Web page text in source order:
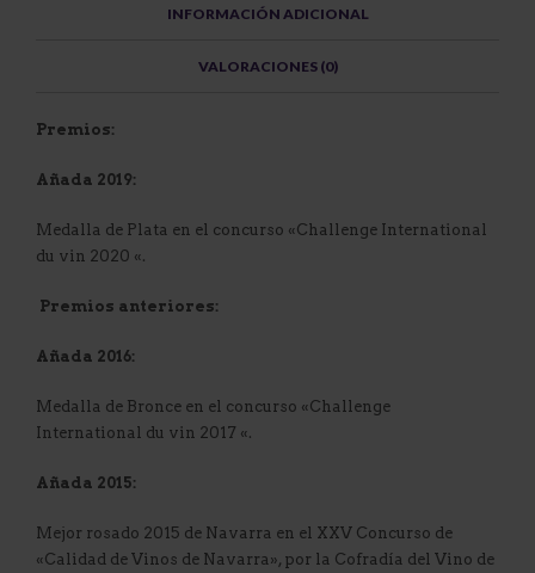
INFORMACIÓN ADICIONAL
VALORACIONES (0)
Premios:
Añada 2019:
Medalla de Plata en el concurso «Challenge International
du vin 2020 «.
Premios anteriores:
Añada 2016:
Medalla de Bronce en el concurso «Challenge
International du vin 2017 «.
Añada 2015:
Mejor rosado 2015 de Navarra en el XXV Concurso de
«Calidad de Vinos de Navarra», por la Cofradía del Vino de